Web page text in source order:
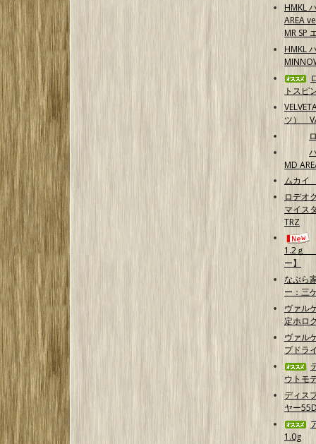
HMKL
AREA
MR SP
HMKL
トスピ
ツ）
MD
ムカイ
ロデオ
マイス
TRZ
1.2ｇ
ー】
なぶら
ー：三
ヴァル
定ホロ
ヴァル
プドラ
ウトモ
ディス
ヤー
1.0g